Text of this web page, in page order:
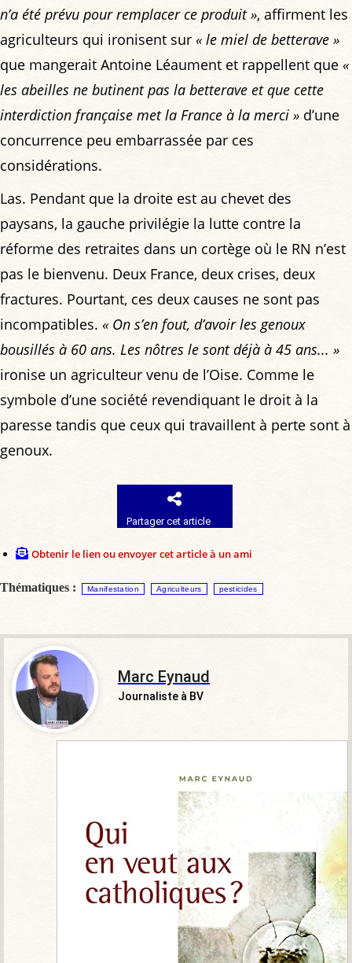
n’a été prévu pour remplacer ce produit », affirment les
agriculteurs qui ironisent sur « le miel de betterave »
que mangerait Antoine Léaument et rappellent que «
les abeilles ne butinent pas la betterave et que cette
interdiction française met la France à la merci » d’une
concurrence peu embarrassée par ces
considérations.
Las. Pendant que la droite est au chevet des
paysans, la gauche privilégie la lutte contre la
réforme des retraites dans un cortège où le RN n’est
pas le bienvenu. Deux France, deux crises, deux
fractures. Pourtant, ces deux causes ne sont pas
incompatibles. « On s’en fout, d’avoir les genoux
bousillés à 60 ans. Les nôtres le sont déjà à 45 ans... »
ironise un agriculteur venu de l’Oise. Comme le
symbole d’une société revendiquant le droit à la
paresse tandis que ceux qui travaillent à perte sont à
genoux.
Partager cet article
Obtenir le lien ou envoyer cet article à un ami
Thématiques : Manifestation Agriculteurs pesticides
Marc Eynaud
Journaliste à BV